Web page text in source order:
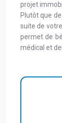
projet
Plutôt que
suite de
permet de
médical et